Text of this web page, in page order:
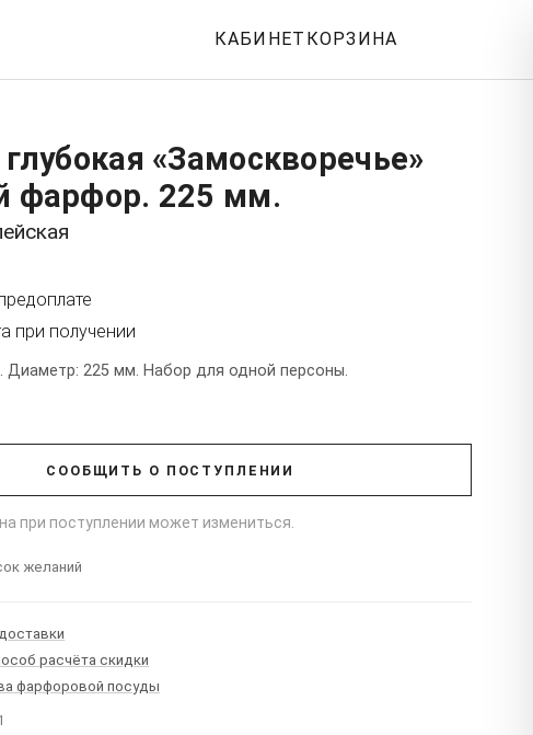
КАБИНЕТ КОРЗИНА
«Замоскворечье»
фарфор. 225 мм.
при получении
225 мм. Набор для одной персоны.
СООБЩИТЬ О ПОСТУПЛЕНИИ
при поступлении может измениться.
желаний
расчёта скидки
фарфоровой посуды